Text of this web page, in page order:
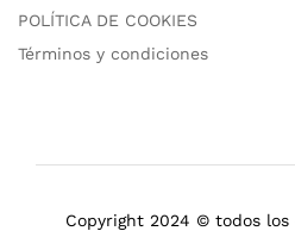
POLÍTICA DE COOKIES
Términos y condiciones
Copyright 2024 © todos los